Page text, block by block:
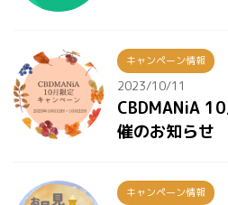
キャンペーン情報
2023/10/11
CBDMANiA
催のお知らせ
キャンペーン情報